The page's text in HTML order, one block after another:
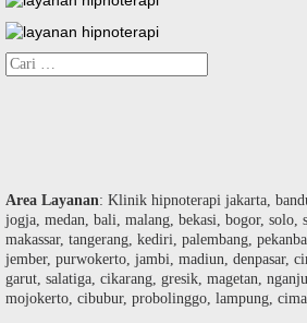
Cari
untuk:
Area Layanan: Klinik hipnoterapi jakarta,
jogja, medan, bali, malang, bekasi, bogor, solo,
makassar, tangerang, kediri, palembang,
jember, purwokerto, jambi, madiun, denpasar,
garut, salatiga, cikarang, gresik, magetan,
mojokerto, cibubur, probolinggo, lampung,